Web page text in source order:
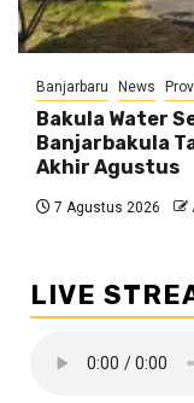
Banjarbaru News
Bakula Water
Banjarbakula
Akhir Agustus
7 Agustus 2026
LIVE